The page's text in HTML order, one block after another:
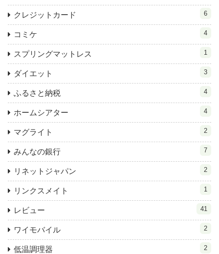
クレジットカード 6
コミケ 4
スプリングマットレス 1
ダイエット 3
ふるさと納税 4
ホームシアター 4
マグライト 2
みんなの銀行 7
リネットジャパン 2
リンクスメイト 1
レビュー 41
ワイモバイル 2
低温調理器 2